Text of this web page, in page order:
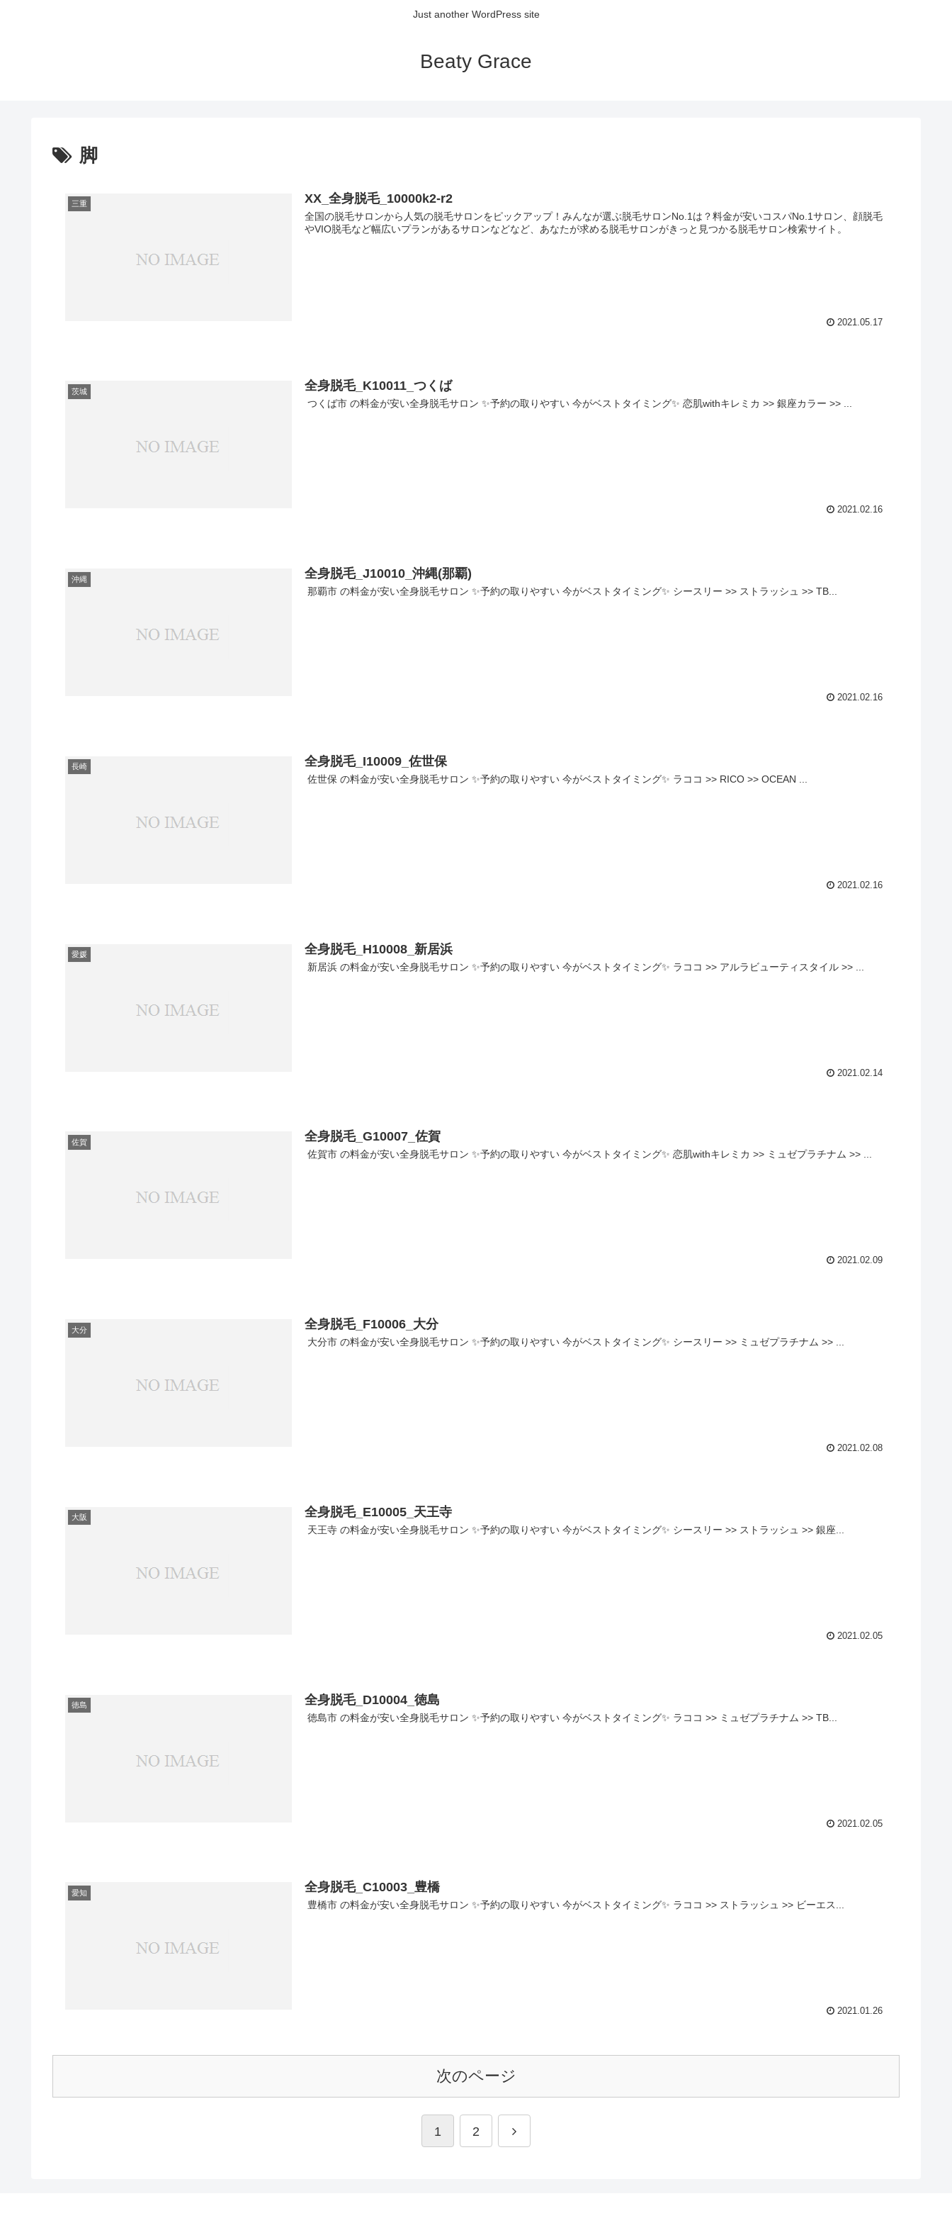
Just another WordPress site
Beaty Grace
脚
三重 XX_全身脱毛_10000k2-r2
全国の脱毛サロンから人気の脱毛サロンをピックアップ！みんなが選ぶ脱毛サロンNo.1は？料金が安いコスパNo.1サロン、顔脱毛
やVIO脱毛など幅広いプランがあるサロンなどなど、あなたが求める脱毛サロンがきっと見つかる脱毛サロン検索サイト。
2021.05.17
茨城 全身脱毛_K10011_つくば
つくば市 の料金が安い全身脱毛サロン ✨予約の取りやすい 今がベストタイミング✨ 恋肌withキレミカ >> 銀座カラー >> ...
2021.02.16
沖縄 全身脱毛_J10010_沖縄(那覇)
那覇市 の料金が安い全身脱毛サロン ✨予約の取りやすい 今がベストタイミング✨ シースリー >> ストラッシュ >> TB...
2021.02.16
長崎 全身脱毛_I10009_佐世保
佐世保 の料金が安い全身脱毛サロン ✨予約の取りやすい 今がベストタイミング✨ ラココ >> RICO >> OCEAN ...
2021.02.16
愛媛 全身脱毛_H10008_新居浜
新居浜 の料金が安い全身脱毛サロン ✨予約の取りやすい 今がベストタイミング✨ ラココ >> アルラビューティスタイル >> ...
2021.02.14
佐賀 全身脱毛_G10007_佐賀
佐賀市 の料金が安い全身脱毛サロン ✨予約の取りやすい 今がベストタイミング✨ 恋肌withキレミカ >> ミュゼプラチナム >> ...
2021.02.09
大分 全身脱毛_F10006_大分
大分市 の料金が安い全身脱毛サロン ✨予約の取りやすい 今がベストタイミング✨ シースリー >> ミュゼプラチナム >> ...
2021.02.08
大阪 全身脱毛_E10005_天王寺
天王寺 の料金が安い全身脱毛サロン ✨予約の取りやすい 今がベストタイミング✨ シースリー >> ストラッシュ >> 銀座...
2021.02.05
徳島 全身脱毛_D10004_徳島
徳島市 の料金が安い全身脱毛サロン ✨予約の取りやすい 今がベストタイミング✨ ラココ >> ミュゼプラチナム >> TB...
2021.02.05
愛知 全身脱毛_C10003_豊橋
豊橋市 の料金が安い全身脱毛サロン ✨予約の取りやすい 今がベストタイミング✨ ラココ >> ストラッシュ >> ビーエス...
2021.01.26
次のページ
1 2